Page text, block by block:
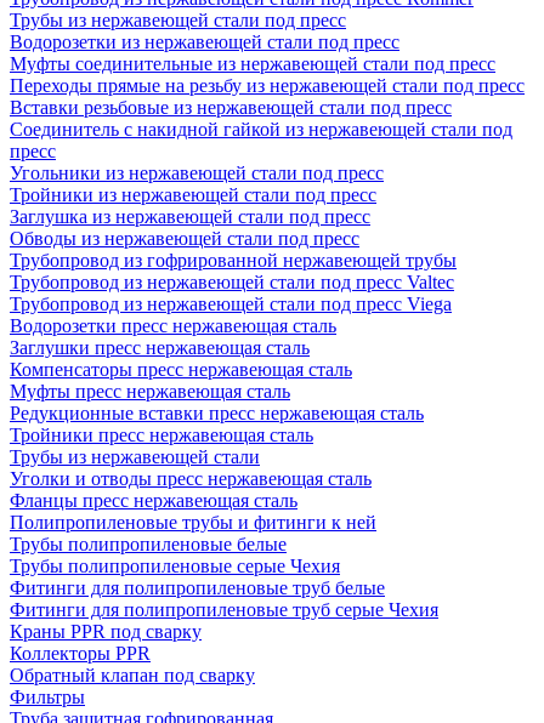
Трубы из нержавеющей стали под пресс
Водорозетки из нержавеющей стали под пресс
Муфты соединительные из нержавеющей стали под пресс
Переходы прямые на резьбу из нержавеющей стали под пресс
Вставки резьбовые из нержавеющей стали под пресс
Соединитель с накидной гайкой из нержавеющей стали под
пресс
Угольники из нержавеющей стали под пресс
Тройники из нержавеющей стали под пресс
Заглушка из нержавеющей стали под пресс
Обводы из нержавеющей стали под пресс
Трубопровод из гофрированной нержавеющей трубы
Трубопровод из нержавеющей стали под пресс Valtec
Трубопровод из нержавеющей стали под пресс Viega
Водорозетки пресс нержавеющая сталь
Заглушки пресс нержавеющая сталь
Компенсаторы пресс нержавеющая сталь
Муфты пресс нержавеющая сталь
Редукционные вставки пресс нержавеющая сталь
Тройники пресс нержавеющая сталь
Трубы из нержавеющей стали
Уголки и отводы пресс нержавеющая сталь
Фланцы пресс нержавеющая сталь
Полипропиленовые трубы и фитинги к ней
Трубы полипропиленовые белые
Трубы полипропиленовые серые Чехия
Фитинги для полипропиленовые труб белые
Фитинги для полипропиленовые труб серые Чехия
Краны PPR под сварку
Коллекторы PPR
Обратный клапан под сварку
Фильтры
Труба защитная гофрированная